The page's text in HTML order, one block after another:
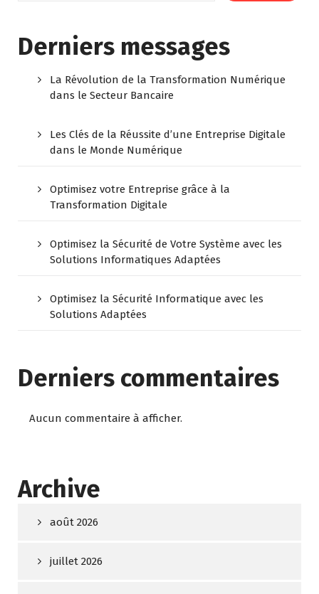
Derniers messages
La Révolution de la Transformation Numérique
dans le Secteur Bancaire
Les Clés de la Réussite d’une Entreprise Digitale
dans le Monde Numérique
Optimisez votre Entreprise grâce à la
Transformation Digitale
Optimisez la Sécurité de Votre Système avec les
Solutions Informatiques Adaptées
Optimisez la Sécurité Informatique avec les
Solutions Adaptées
Derniers commentaires
Aucun commentaire à afficher.
Archive
août 2026
juillet 2026